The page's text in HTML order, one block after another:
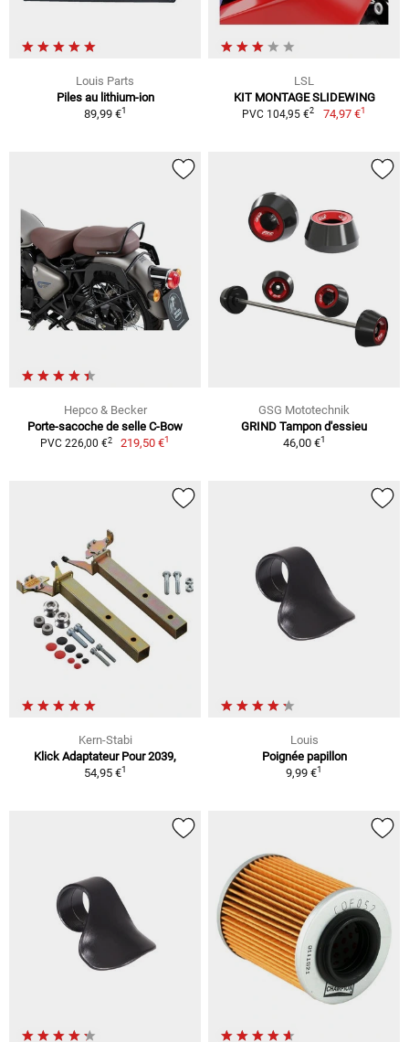
Louis Parts
Piles au lithium-ion
89,99 €1
LSL
KIT MONTAGE SLIDEWING
PVC 104,95 €2 74,97 €1
Hepco & Becker
Porte-sacoche de selle C-Bow
PVC 226,00 €2 219,50 €1
GSG Mototechnik
GRIND Tampon d'essieu
46,00 €1
Kern-Stabi
Klick Adaptateur Pour 2039,
54,95 €1
Louis
Poignée papillon
9,99 €1